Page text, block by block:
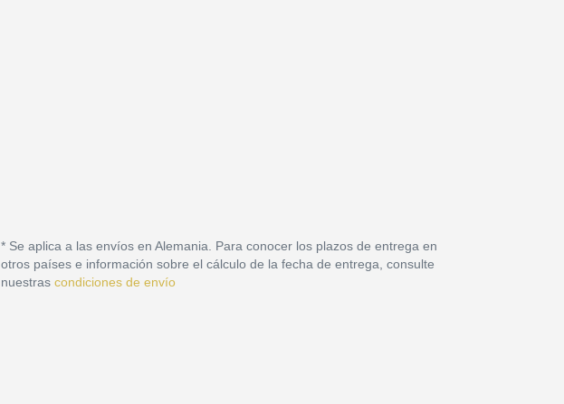
* Se aplica a las envíos en Alemania. Para conocer los plazos de entrega en
otros países e información sobre el cálculo de la fecha de entrega, consulte
nuestras condiciones de envío